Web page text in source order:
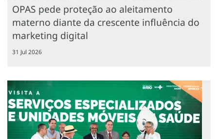
OPAS pede proteção ao aleitamento
materno diante da crescente influência do
marketing digital
31 Jul 2026